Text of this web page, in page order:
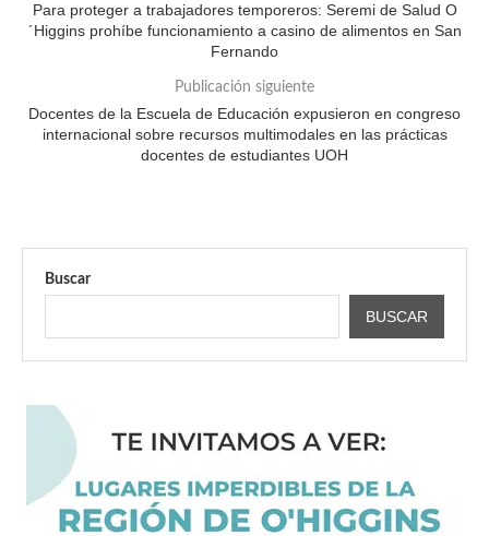
Para proteger a trabajadores temporeros: Seremi de Salud O
´Higgins prohíbe funcionamiento a casino de alimentos en San
Fernando
Publicación siguiente
Docentes de la Escuela de Educación expusieron en congreso
internacional sobre recursos multimodales en las prácticas
docentes de estudiantes UOH
Buscar
BUSCAR